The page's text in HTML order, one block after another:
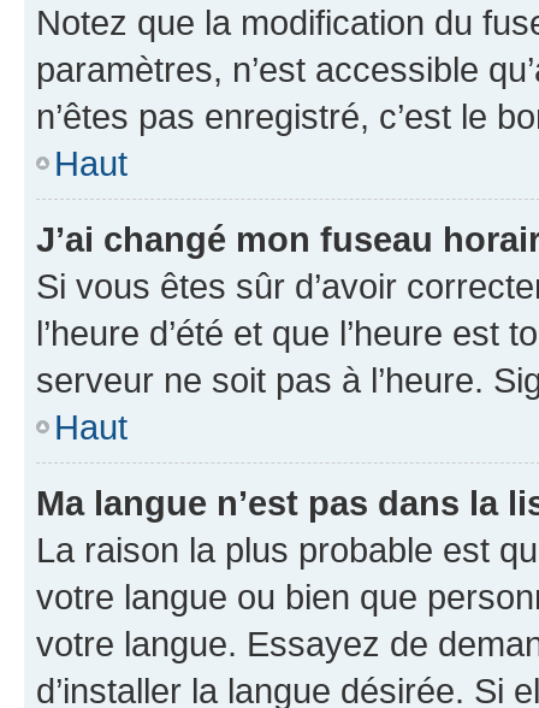
Notez que la modification du
paramètres, n’est accessible
n’êtes pas enregistré, c’est le
Haut
J’ai changé mon fuseau
Si vous êtes sûr d’avoir
l’heure d’été et que l’heure est
serveur ne soit pas à l’heure.
Haut
Ma langue n’est pas dans la
La raison la plus probable est
votre langue ou bien que
votre langue. Essayez de
d’installer la langue désirée. Si